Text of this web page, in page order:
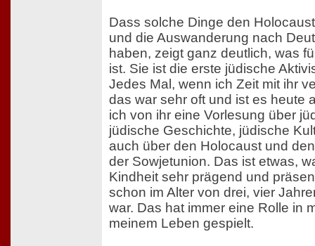
Dass solche Dinge den
und die Auswanderung nach
haben, zeigt ganz deutlich, was
ist. Sie ist die erste jüdische
Jedes Mal, wenn ich Zeit mit ihr
das war sehr oft und ist es heute
ich von ihr eine Vorlesung über
jüdische Geschichte, jüdische
auch über den Holocaust und
der Sowjetunion. Das ist etwas,
Kindheit sehr prägend und
schon im Alter von drei, vier
war. Das hat immer eine Rolle in
meinem Leben gespielt.